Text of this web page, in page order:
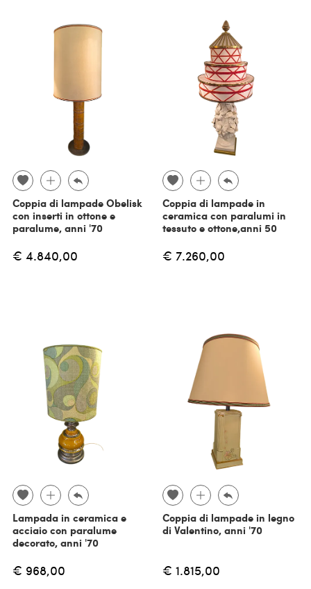
Coppia di lampade Obelisk
con inserti in ottone e
paralume, anni '70
€ 4.840,00
Coppia di lampade in
ceramica con paralumi in
tessuto e ottone,anni 50
€ 7.260,00
Lampada in ceramica e
acciaio con paralume
decorato, anni '70
€ 968,00
Coppia di lampade in legno
di Valentino, anni '70
€ 1.815,00